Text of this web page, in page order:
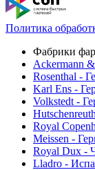
Политика
Фабрики
Ackermann
Rosenthal -
Karl Ens -
Volkstedt -
Royal
Meissen -
Royal Dux -
Lladro -